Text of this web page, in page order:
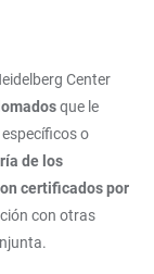
Center
que le
o
de los
certificados por
con otras